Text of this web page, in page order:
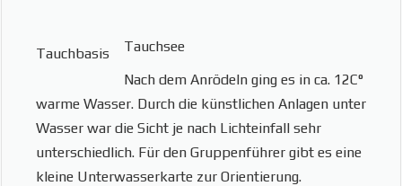
Tauchbasis
Tauchsee
Nach dem Anrödeln ging es in ca. 12C°
warme Wasser. Durch die künstlichen Anlagen unter
Wasser war die Sicht je nach Lichteinfall sehr
unterschiedlich. Für den Gruppenführer gibt es eine
kleine Unterwasserkarte zur Orientierung.